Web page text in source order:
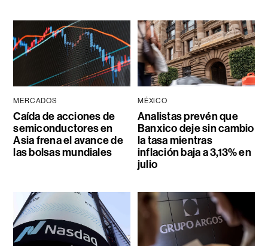
MERCADOS
Caída de acciones de
semiconductores en
Asia frena el avance de
las bolsas mundiales
MÉXICO
Analistas prevén que
Banxico deje sin cambio
la tasa mientras
inflación baja a 3,13% en
julio